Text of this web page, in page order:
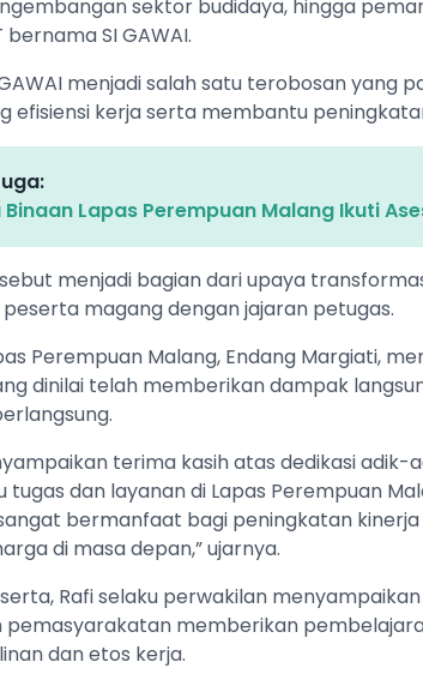
sektor budidaya, hingga
bernama SI GAWAI.
menjadi salah satu terobosan yang
efisiensi kerja serta membantu
Lapas Perempuan Malang Ikuti
menjadi bagian dari upaya
magang dengan jajaran petugas.
Perempuan Malang, Endang Margiati,
dinilai telah memberikan dampak
terima kasih atas dedikasi adik-
dan layanan di Lapas Perempuan
sangat bermanfaat bagi peningkatan
di masa depan,” ujarnya.
Rafi selaku perwakilan
pemasyarakatan memberikan
dan etos kerja.